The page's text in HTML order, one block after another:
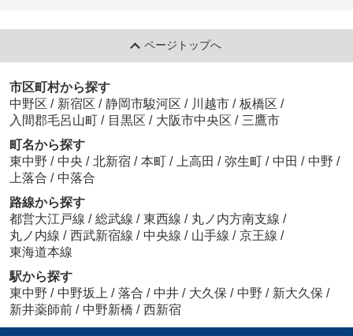
ページトップへ
市区町村から探す
中野区 / 新宿区 / 静岡市駿河区 / 川越市 / 板橋区 /
入間郡毛呂山町 / 目黒区 / 大阪市中央区 / 三鷹市
町名から探す
東中野 / 中央 / 北新宿 / 本町 / 上高田 / 弥生町 / 中田 / 中野 /
上落合 / 中落合
路線から探す
都営大江戸線 / 総武線 / 東西線 / 丸ノ内方南支線 /
丸ノ内線 / 西武新宿線 / 中央線 / 山手線 / 京王線 /
東海道本線
駅から探す
東中野 / 中野坂上 / 落合 / 中井 / 大久保 / 中野 / 新大久保 /
新井薬師前 / 中野新橋 / 西新宿